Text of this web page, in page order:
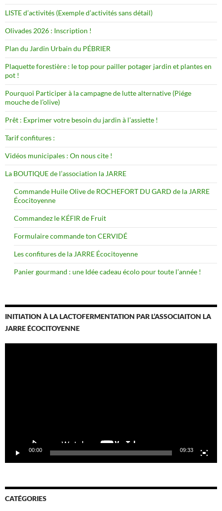
LISTE d’activités (Exemple d’activités sans détail)
Olivades 2026 : Inscription !
Plan du Jardin Urbain du PÉBRIER
Plaquette forestière : le top pour pailler potager jardin et plantes en
pot !
Pourquoi Participer à la campagne de lutte alternative (Piége
mouche de l’olive)
Prêt : Exprimer votre besoin du jardin à l’assiette !
Tarif confitures :
Vidéos municipales : On nous cite !
La BOUTIQUE de l’association la JARRE
Commande Huile Olive de ROCHEFORT DU GARD de la JARRE
Écocitoyenne
Commandez le KÉFIR de Fruit
Formulaire commande ton CERVIDÉ
Les confitures de la JARRE Écocitoyenne
Panier gourmand : une Idée cadeau écolo pour toute l’année !
INITIATION À LA LACTOFERMENTATION PAR L’ASSOCIAITON LA
JARRE ÉCOCITOYENNE
00:00 09:33
CATÉGORIES